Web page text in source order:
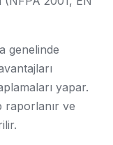
genelinde
yapar.
raporlanır ve